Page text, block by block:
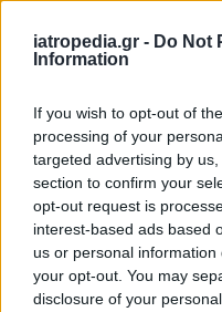
iatropedia.gr - Do Not
Information
If you wish to opt-out of
processing of your
targeted advertising by
section to confirm your
opt-out request is
interest-based ads based
us or personal
your opt-out. You may
disclosure of your
ΕΙΔΗΣΕΙΣ 08
Γεωργιάδης: Αιχμηρή
μιλούσε για
ευχαρίστησε το
ΥΓΕΙΑ 08 Αυγούστου